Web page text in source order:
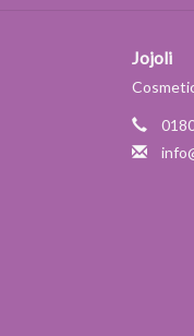
Jojoli